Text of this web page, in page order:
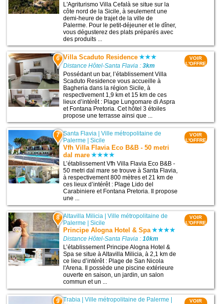
L'Agriturismo Villa Cefalà se situe sur la
côte nord de la Sicile, à seulement une
demi-heure de trajet de la ville de
Palerme. Pour le petit-déjeuner et le dîner,
vous dégusterez des plats préparés avec
des produits ...
6 Villa Scaduto Residence
Distance Hôtel-Santa Flavia :3km
Possédant un bar, l’établissement Villa
Scaduto Residence vous accueille à
Bagheria dans la région Sicile, à
respectivement 1,9 km et 15 km de ces
lieux d’intérêt : Plage Lungomare di Aspra
et Fontana Pretoria. Cet hôtel 3 étoiles
propose une terrasse ainsi que ...
VOIR
L'OFFRE
7 Santa Flavia |Ville métropolitaine de
Palerme |Sicile
Vfh Villa Flavia Eco B&B - 50 metri
dal mare
L’établissement Vfh Villa Flavia Eco B&B -
50 metri dal mare se trouve à Santa Flavia,
à respectivement 800 mètres et 21 km de
ces lieux d’intérêt : Plage Lido del
Carabiniere et Fontana Pretoria. Il propose
une ...
VOIR
L'OFFRE
8 Altavilla Milicia |Ville métropolitaine de
Palerme |Sicile
Principe Alogna Hotel & Spa
Distance Hôtel-Santa Flavia :10km
L’établissement Principe Alogna Hotel &
Spa se situe à Altavilla Milicia, à 2,1 km de
ce lieu d’intérêt : Plage de San Nicola
l'Arena. Il possède une piscine extérieure
ouverte en saison, un jardin, un salon
commun et un ...
VOIR
L'OFFRE
9 Trabia |Ville métropolitaine de Palerme
VOIR